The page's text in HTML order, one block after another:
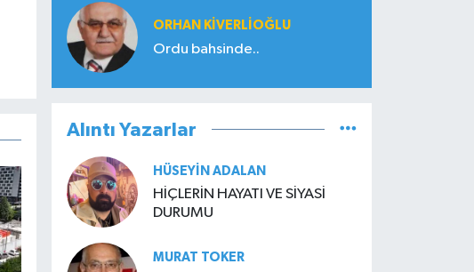
ORHAN KIVERLIOĞLU
Ordu bahsinde..
Alıntı Yazarlar
HÜSEYIN ADALAN
HİÇLERİN HAYATI VE SİYASİ
DURUMU
MURAT TOKER